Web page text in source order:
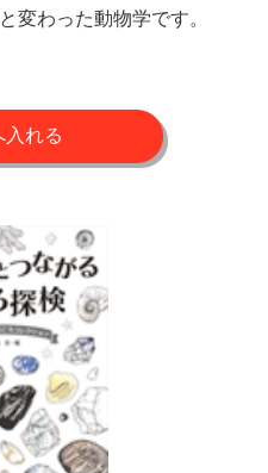
変わった動物学です。